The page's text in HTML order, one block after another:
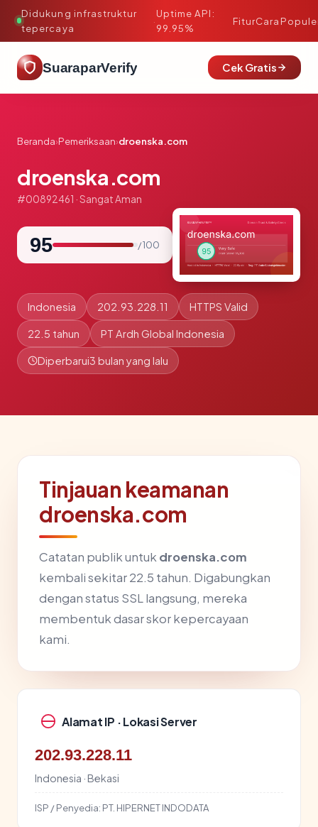
Didukung infrastruktur
tepercaya
·
Uptime API:
99.95%
FiturCara
SuaraparVerify Cek Gratis
Beranda›Pemeriksaan›droenska.com
droenska.com
#00892461 · Sangat Aman
95 / 100
Indonesia 202.93.228.11 HTTPS Valid
22.5 tahun PT Ardh Global Indonesia
Diperbarui3 bulan yang lalu
Tinjauan keamanan
droenska.com
Catatan publik untuk droenska.com
kembali sekitar 22.5 tahun. Digabungkan
dengan status SSL langsung, mereka
membentuk dasar skor kepercayaan
kami.
Alamat IP · Lokasi Server
202.93.228.11
Indonesia · Bekasi
ISP / Penyedia: PT. HIPERNET INDODATA